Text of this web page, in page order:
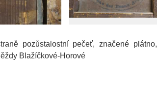
pozůstalostní pečeť, značené plátno,
Blažíčkové-Horové